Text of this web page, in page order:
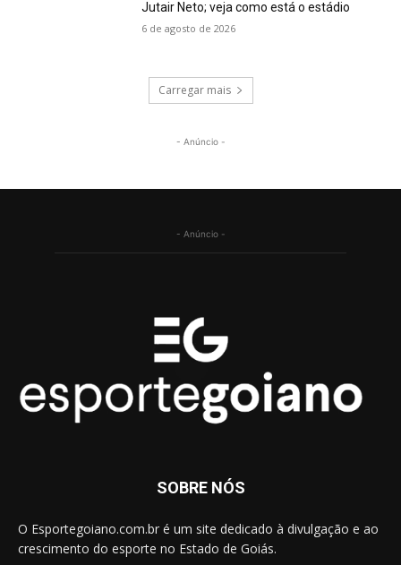
Jutair Neto; veja como está o estádio
6 de agosto de 2026
Carregar mais
- Anúncio -
- Anúncio -
SOBRE NÓS
O Esportegoiano.com.br é um site dedicado à divulgação e ao
crescimento do esporte no Estado de Goiás.